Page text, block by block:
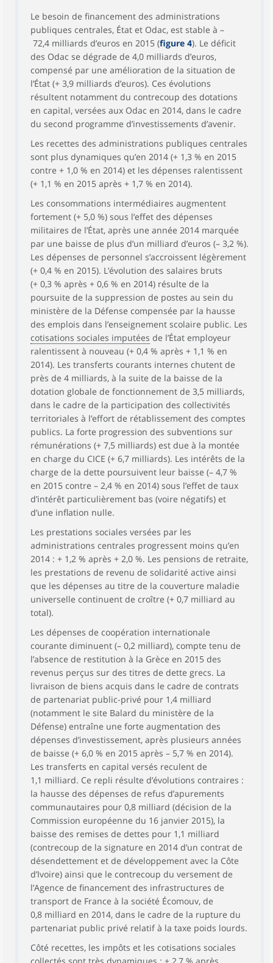
Le besoin de financement des administrations
publiques centrales, État et Odac, est stable à –
72,4 milliards d’euros en 2015 (figure 4). Le déficit
des Odac se dégrade de 4,0 milliards d’euros,
compensé par une amélioration de la situation de
l’État (+ 3,9 milliards d’euros). Ces évolutions
résultent notamment du contrecoup des dotations
en capital, versées aux Odac en 2014, dans le cadre
du second programme d’investissements d’avenir.
Les recettes des administrations publiques centrales
sont plus dynamiques qu’en 2014 (+ 1,3 % en 2015
contre + 1,0 % en 2014) et les dépenses ralentissent
(+ 1,1 % en 2015 après + 1,7 % en 2014).
Les consommations intermédiaires augmentent
fortement (+ 5,0 %) sous l’effet des dépenses
militaires de l’État, après une année 2014 marquée
par une baisse de plus d’un milliard d’euros (– 3,2 %).
Les dépenses de personnel s’accroissent légèrement
(+ 0,4 % en 2015). L’évolution des salaires bruts
(+ 0,3 % après + 0,6 % en 2014) résulte de la
poursuite de la suppression de postes au sein du
ministère de la Défense compensée par la hausse
des emplois dans l’enseignement scolaire public. Les
cotisations sociales imputées de l’État employeur
ralentissent à nouveau (+ 0,4 % après + 1,1 % en
2014). Les transferts courants internes chutent de
près de 4 milliards, à la suite de la baisse de la
dotation globale de fonctionnement de 3,5 milliards,
dans le cadre de la participation des collectivités
territoriales à l’effort de rétablissement des comptes
publics. La forte progression des subventions sur
rémunérations (+ 7,5 milliards) est due à la montée
en charge du CICE (+ 6,7 milliards). Les intérêts de la
charge de la dette poursuivent leur baisse (– 4,7 %
en 2015 contre – 2,4 % en 2014) sous l’effet de taux
d’intérêt particulièrement bas (voire négatifs) et
d’une inflation nulle.
Les prestations sociales versées par les
administrations centrales progressent moins qu’en
2014 : + 1,2 % après + 2,0 %. Les pensions de retraite,
les prestations de revenu de solidarité active ainsi
que les dépenses au titre de la couverture maladie
universelle continuent de croître (+ 0,7 milliard au
total).
Les dépenses de coopération internationale
courante diminuent (– 0,2 milliard), compte tenu de
l’absence de restitution à la Grèce en 2015 des
revenus perçus sur des titres de dette grecs. La
livraison de biens acquis dans le cadre de contrats
de partenariat public-privé pour 1,4 milliard
(notamment le site Balard du ministère de la
Défense) entraîne une forte augmentation des
dépenses d’investissement, après plusieurs années
de baisse (+ 6,0 % en 2015 après – 5,7 % en 2014).
Les transferts en capital versés reculent de
1,1 milliard. Ce repli résulte d’évolutions contraires :
la hausse des dépenses de refus d’apurements
communautaires pour 0,8 milliard (décision de la
Commission européenne du 16 janvier 2015), la
baisse des remises de dettes pour 1,1 milliard
(contrecoup de la signature en 2014 d’un contrat de
désendettement et de développement avec la Côte
d’Ivoire) ainsi que le contrecoup du versement de
l’Agence de financement des infrastructures de
transport de France à la société Écomouv, de
0,8 milliard en 2014, dans le cadre de la rupture du
partenariat public privé relatif à la taxe poids lourds.
Côté recettes, les impôts et les cotisations sociales